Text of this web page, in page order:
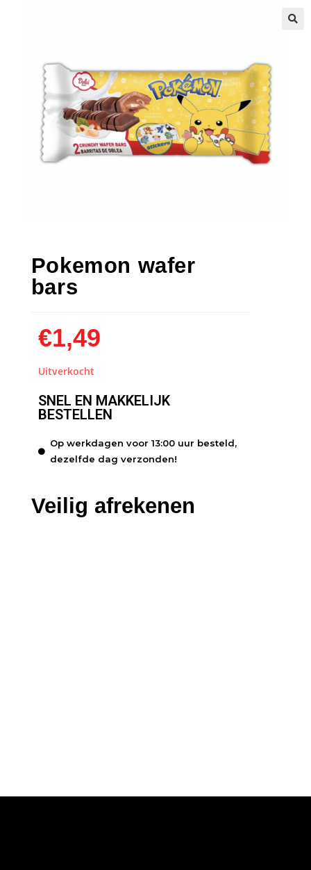
Pokemon wafer
bars
€1,49
Uitverkocht
SNEL EN MAKKELIJK
BESTELLEN
Op werkdagen voor 13:00 uur besteld,
dezelfde dag verzonden!
Veilig afrekenen